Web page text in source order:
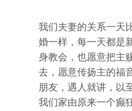
我们夫妻的关系一天
婚一样，每一天都是
身教会，也愿意把主
去，愿意传扬主的福
朋友，遇人就讲，以
我们家由原来一个癫